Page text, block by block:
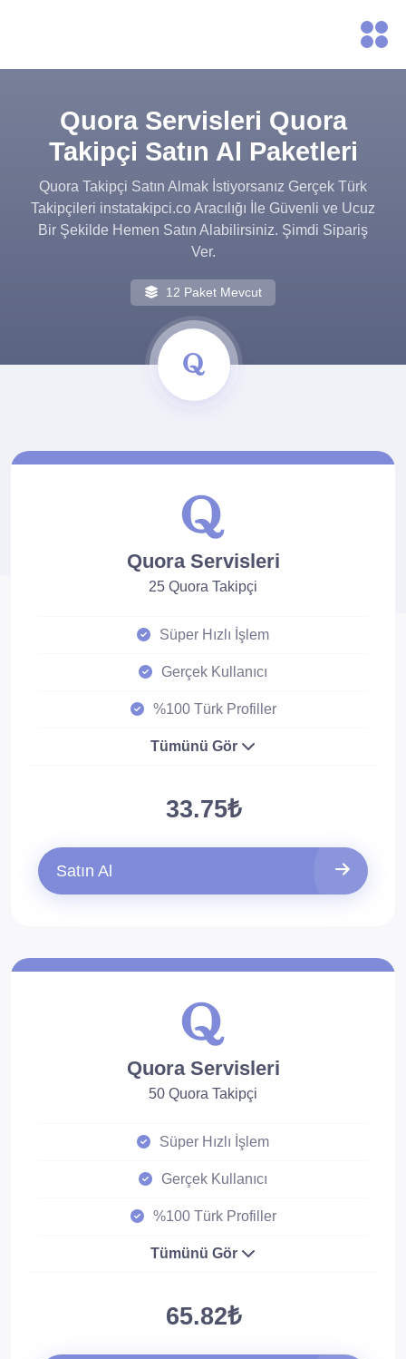
Quora Servisleri Quora
Takipçi Satın Al Paketleri
Quora Takipçi Satın Almak İstiyorsanız Gerçek Türk
Takipçileri instatakipci.co Aracılığı İle Güvenli ve Ucuz
Bir Şekilde Hemen Satın Alabilirsiniz. Şimdi Sipariş
Ver.
12 Paket Mevcut
Quora Servisleri
25 Quora Takipçi
Süper Hızlı İşlem
Gerçek Kullanıcı
%100 Türk Profiller
Tümünü Gör
33.75₺
Satın Al
Quora Servisleri
50 Quora Takipçi
Süper Hızlı İşlem
Gerçek Kullanıcı
%100 Türk Profiller
Tümünü Gör
65.82₺